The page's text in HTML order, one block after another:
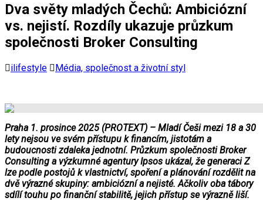
Dva světy mladých Čechů: Ambiciózní
vs. nejistí. Rozdíly ukazuje průzkum
společnosti Broker Consulting
ilifestyle Média, společnost a životní styl
Praha 1. prosince 2025 (PROTEXT) – Mladí Češi mezi 18 a 30
lety nejsou ve svém přístupu k financím, jistotám a
budoucnosti zdaleka jednotní. Průzkum společnosti Broker
Consulting a výzkumné agentury Ipsos ukázal, že generaci Z
lze podle postojů k vlastnictví, spoření a plánování rozdělit na
dvě výrazné skupiny: ambiciózní a nejisté. Ačkoliv oba tábory
sdílí touhu po finanční stabilitě, jejich přístup se výrazně liší.